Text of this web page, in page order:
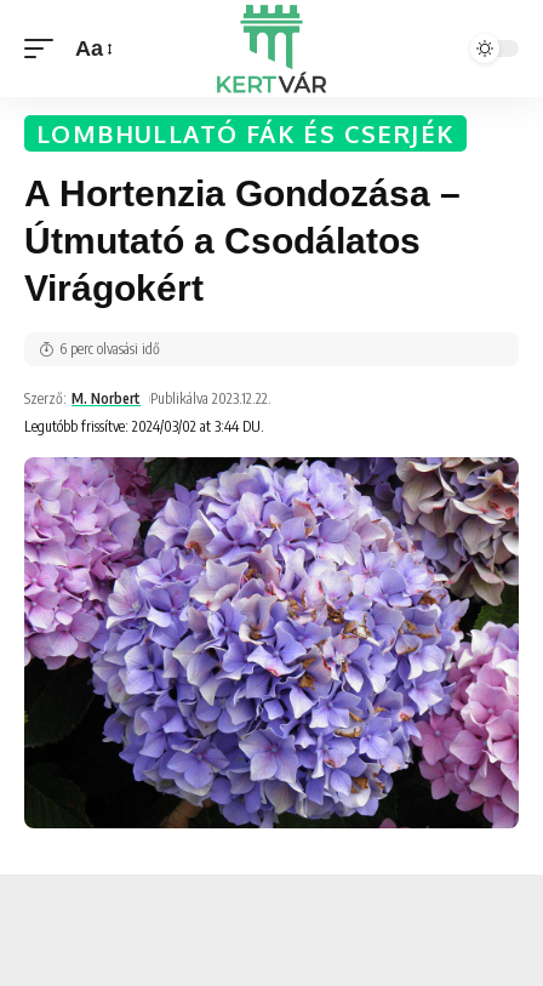
Aa
LOMBHULLATÓ FÁK ÉS CSERJÉK
A Hortenzia Gondozása –
Útmutató a Csodálatos
Virágokért
Legutóbb frissítve: 2024/03/02 at 3:44 DU.
Szerző: M. Norbert Publikálva 2023.12.22.
6 perc olvasási idő